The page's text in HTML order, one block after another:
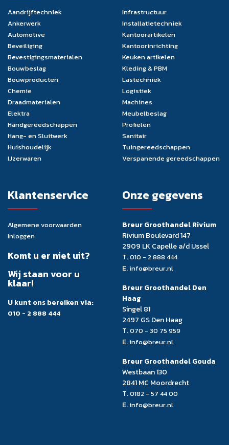
Aandrijftechniek
Ankerwerk
Automotive
Beveiliging
Bevestigingsmaterialen
Bouwbeslag
Bouwproducten
Chemie
Draadmaterialen
Elektra
Handgereedschappen
Hang- en Sluitwerk
Huishoudelijk
IJzerwaren
Infrastructuur
Installatietechniek
Kantoorartikelen
Kantoorinrichting
Keuken artikelen
Kleding & PBM
Lastechniek
Logistiek
Machines
Meubelbeslag
Profielen
Sanitair
Tuingereedschappen
Verspanende gereedschappen
Klantenservice
Algemene voorwaarden
Inloggen
Komt u er niet uit?
Wij staan voor u
klaar!
U kunt ons bereiken via:
010 - 2 888 444
Onze gegevens
Breur Groothandel Rivium
Rivium Boulevard 147
2909 LK Capelle a/d IJssel
T.010 - 2 888 444
E. info@breur.nl
Breur Groothandel Den
Haag
Singel 81
2497 GS Den Haag
T.070 - 30 75 959
E. info@breur.nl
Breur Groothandel Gouda
Westbaan 130
2841 MC Moordrecht
T.0182 - 57 44 00
E. info@breur.nl